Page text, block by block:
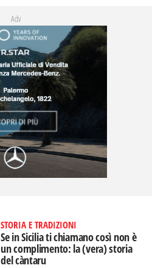
Adv
STORIA E TRADIZIONI
Se in Sicilia ti chiamano così non è
un complimento: la (vera) storia
del càntaru